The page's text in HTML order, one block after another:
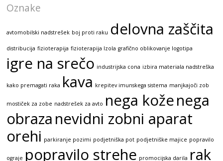
Oznake
avtomobilski nadstrešek boj proti raku delovna zaščita
distribucija fizioterapija fizioterapija Izola grafično oblikovanje logotipa
igre na srečo industrijska cona izbira materiala nadstreška
kako premagati raka kava krepitev imunskega sistema manjkajoči zob
mostiček za zobe nadstrešek za avto nega koženega
obraza nevidni zobni aparat
orehi parkiranje pozimi podjetniška pot podjetniške majice popravilo
ograje popravilo strehe promocijska darila rak